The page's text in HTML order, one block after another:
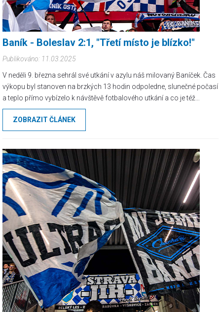
Baník - Boleslav 2:1, "Třetí místo je blízko!"
Publikováno: 11.03.2025
V neděli 9. března sehrál své utkání v azylu náš milovaný Baníček. Čas
výkopu byl stanoven na brzkých 13 hodin odpoledne, slunečné počasí
a teplo přímo vybízelo k návštěvě fotbalového utkání a co je též
důležité, k brzkému setkávání se a návštěvě buď restauračních zařízení
či foodzóny u stadionu.
ZOBRAZIT ČLÁNEK